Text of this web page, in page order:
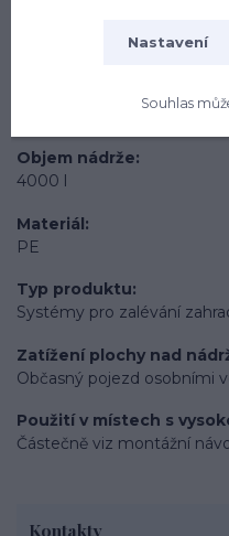
Objem nádrže
4000 l
Materiál
PE
Typ produktu
Systémy pro zalévání
Zatížení plochy nad
Občasný pojezd osobními
Použití v místech s
Částečně viz montážní
Kontakty
Nastavení
Souhlas